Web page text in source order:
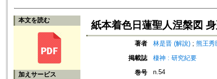
本文を読む
加えサービス
紙本着色日蓮聖人涅槃図
著者 林是晋 (解說) ; 熊王秀
掲載誌
棲神 : 研究紀要
巻号
n.54